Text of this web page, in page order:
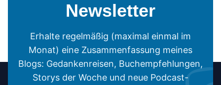
Newsletter
Erhalte regelmäßig (maximal einmal im
Monat) eine Zusammenfassung meines
Blogs: Gedankenreisen, Buchempfehlungen,
Storys der Woche und neue Podcast-